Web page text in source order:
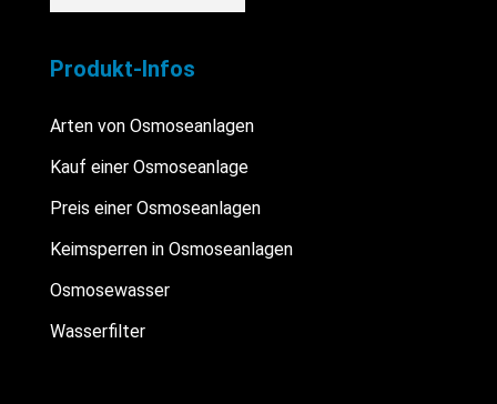
Produkt-Infos
Arten von Osmoseanlagen
Kauf einer Osmoseanlage
Preis einer Osmoseanlagen
Keimsperren in Osmoseanlagen
Osmosewasser
Wasserfilter